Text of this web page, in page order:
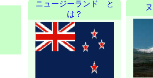
ニュージーランド と
は？